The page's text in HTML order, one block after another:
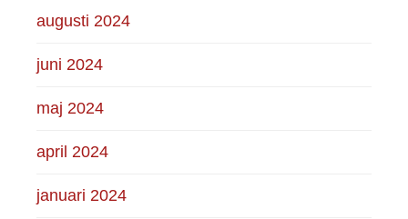
augusti 2024
juni 2024
maj 2024
april 2024
januari 2024